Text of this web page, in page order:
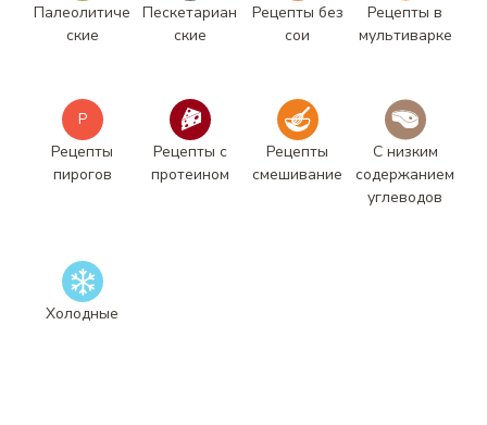
Палеолитиче
ские
Пескетариан
ские
Рецепты без
сои
Рецепты в
мультиварке
Р
Рецепты
пирогов
Рецепты с
протеином
Рецепты
смешивание
С низким
содержанием
углеводов
Холодные